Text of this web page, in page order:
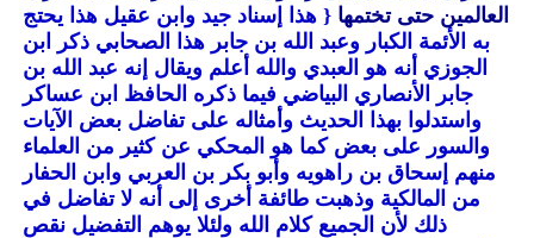
العالمين حتى تختمها { هذا إسناد جيد وابن عقيل هذا يحتج
به الأئمة الكبار وعبد الله بن جابر هذا الصحابي ذكر ابن
الجوزي أنه هو العبدي والله أعلم ويقال إنه عبد الله بن
جابر الأنصاري البياضي فيما ذكره الحافظ ابن عساكر
واستدلوا بهذا الحديث وأمثاله على تفاضل بعض الآيات
والسور على بعض كما هو المحكي عن كثير من العلماء
منهم إسحاق بن راهويه وأبو بكر بن العربي وابن الحفار
من المالكية وذهبت طائفة أخرى إلى أنه لا تفاضل في
ذلك لأن الجميع كلام الله ولئلا يوهم التفضيل نقص